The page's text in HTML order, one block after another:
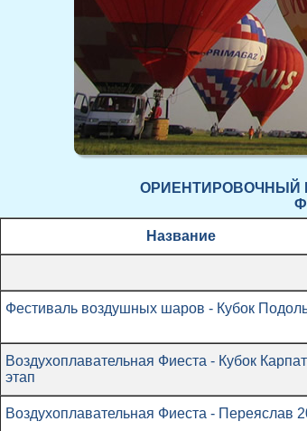
ОРИЕНТИРОВОЧНЫЙ
Название
Фестиваль воздушных шаров - Кубок
Воздухоплавательная Фиеста - Кубок
этап
Воздухоплавательная Фиеста - Переяслав